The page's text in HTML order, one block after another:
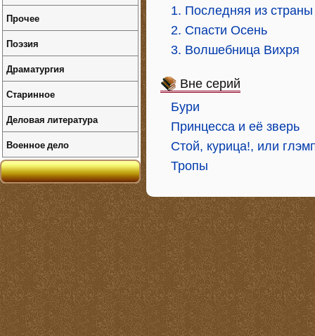
1. Последняя из
2. Спасти Осень
3. Волшебница Вихря
Вне серий
Бури
Принцесса и её зверь
Стой, курица!, или
Тропы
Прочее
Поэзия
Драматургия
Старинное
Деловая литература
Военное дело